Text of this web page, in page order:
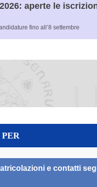
aperte le
fino all’8 settembre
e contatti